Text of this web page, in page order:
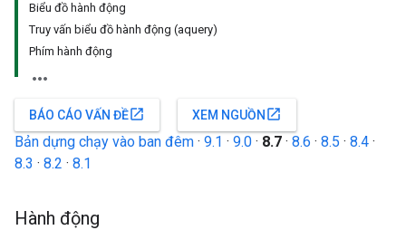
Biểu đồ hành động
Truy vấn biểu đồ hành động (aquery)
Phím hành động
BÁO CÁO VẤN ĐỀopen_in_new XEM NGUỒN open_in_new
Bản dựng chạy vào ban đêm · 9.1 · 9.0 · 8.7 · 8.6 · 8.5 · 8.4 ·
8.3 · 8.2 · 8.1
Hành động